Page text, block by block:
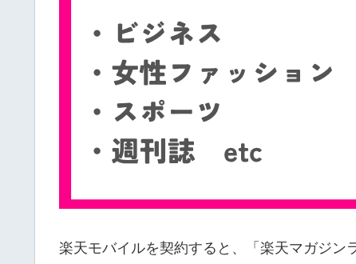
楽天モバイルを契約すると、「楽天マガジン